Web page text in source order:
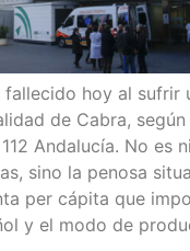
hoy al sufrir
de Cabra,
Anda­lu­cía. No es
sino la peno­sa
per cápi­ta que
y el modo de